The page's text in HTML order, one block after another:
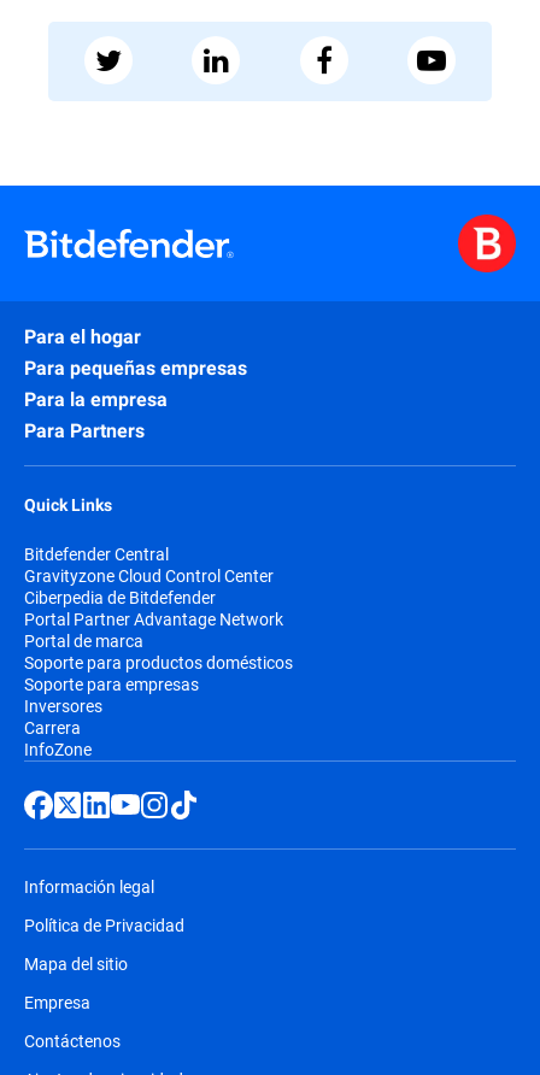
Para el hogar
Para pequeñas empresas
Para la empresa
Para Partners
Quick Links
Bitdefender Central
Gravityzone Cloud Control Center
Ciberpedia de Bitdefender
Portal Partner Advantage Network
Portal de marca
Soporte para productos domésticos
Soporte para empresas
Inversores
Carrera
InfoZone
Información legal
Política de Privacidad
Mapa del sitio
Empresa
Contáctenos